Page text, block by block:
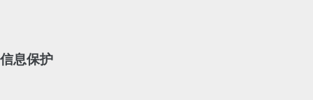
信息保护